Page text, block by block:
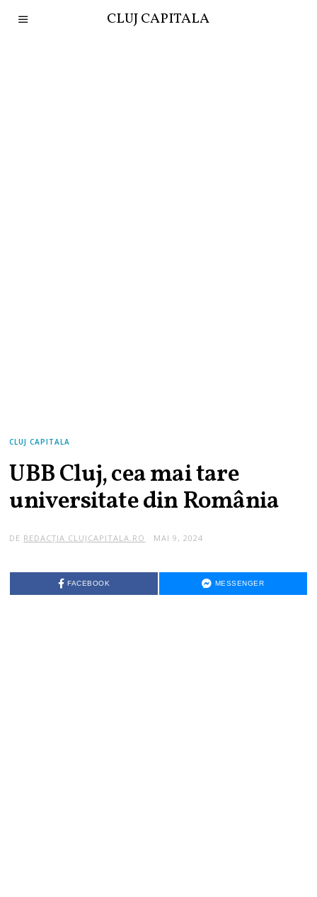
CLUJ CAPITALA
CLUJ CAPITALA
UBB Cluj, cea mai tare
universitate din România
DE REDACȚIA CLUJCAPITALA.RO MAI 9, 2024
FACEBOOK MESSENGER